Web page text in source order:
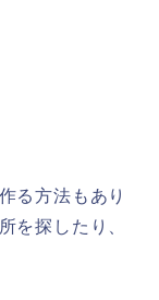
る方法もあり
を探したり、